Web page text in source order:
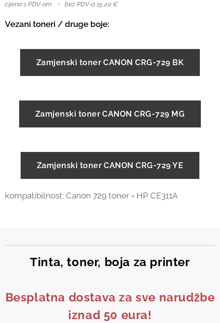
cijena s PDV-om bez PDV-a 15,20 €
Vezani toneri / druge boje:
Zamjenski toner CANON CRG-729 BK
Zamjenski toner CANON CRG-729 MG
Zamjenski toner CANON CRG-729 YE
kompatibilnost: Canon 729 toner = HP CE311A
Tinta, toner, boja za printer
Besplatna dostava za sve narudžbe
iznad 50 eura!